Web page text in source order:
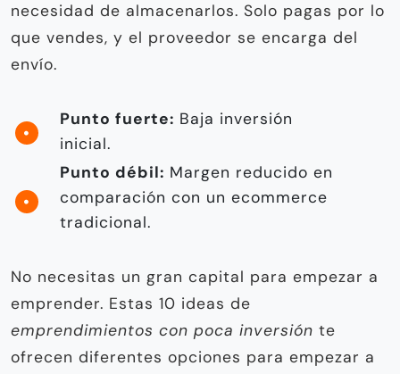
necesidad de almacenarlos. Solo pagas por lo
que vendes, y el proveedor se encarga del
envío.
Punto fuerte: Baja inversión
inicial.
Punto débil: Margen reducido en
comparación con un ecommerce
tradicional.
No necesitas un gran capital para empezar a
emprender. Estas 10 ideas de
emprendimientos con poca inversión te
ofrecen diferentes opciones para empezar a